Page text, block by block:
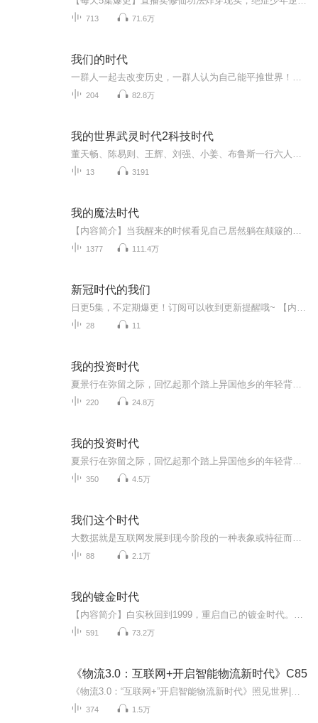
713 71.6万
我们的时代
204 82.8万
我的世界武灵时代2科技时代
13 3191
我的魔法时代
1377 111.4万
新冠时代的我们
28 11
我的投资时代
220 24.8万
我的投资时代
350 4.5万
我们这个时代
88 2.1万
我的镀金时代
591 73.2万
《物流3.0：互联网+开启智能物流新时代》C85
374 1.5万